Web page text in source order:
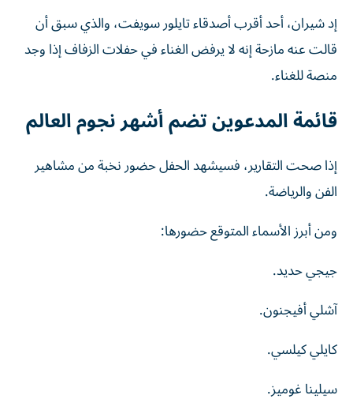
إد شيران، أحد أقرب أصدقاء تايلور سويفت، والذي سبق أن
قالت عنه مازحة إنه لا يرفض الغناء في حفلات الزفاف إذا وجد
منصة للغناء.
قائمة المدعوين تضم أشهر نجوم العالم
إذا صحت التقارير، فسيشهد الحفل حضور نخبة من مشاهير
الفن والرياضة.
ومن أبرز الأسماء المتوقع حضورها:
جيجي حديد.
آشلي أفيجنون.
كايلي كيلسي.
سيلينا غوميز.